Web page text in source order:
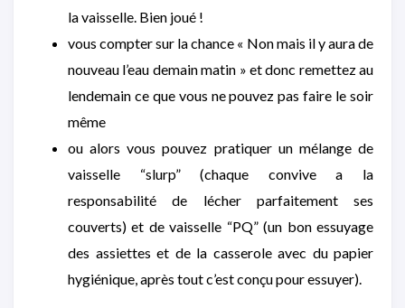
la vaisselle. Bien joué !
vous compter sur la chance « Non mais il y aura de
nouveau l’eau demain matin » et donc remettez au
lendemain ce que vous ne pouvez pas faire le soir
même
ou alors vous pouvez pratiquer un mélange de
vaisselle “slurp” (chaque convive a la
responsabilité de lécher parfaitement ses
couverts) et de vaisselle “PQ” (un bon essuyage
des assiettes et de la casserole avec du papier
hygiénique, après tout c’est conçu pour essuyer).